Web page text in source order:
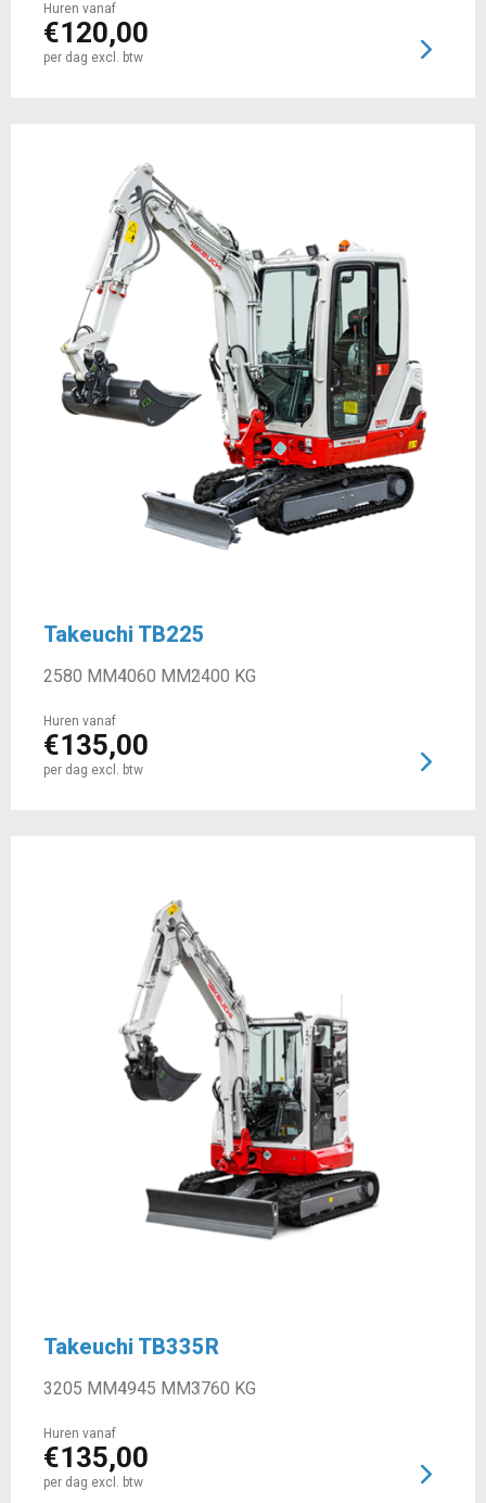
Huren vanaf
€120,00
per dag excl. btw
Takeuchi TB225
2580 MM4060 MM2400 KG
Huren vanaf
€135,00
per dag excl. btw
Takeuchi TB335R
3205 MM4945 MM3760 KG
Huren vanaf
€135,00
per dag excl. btw